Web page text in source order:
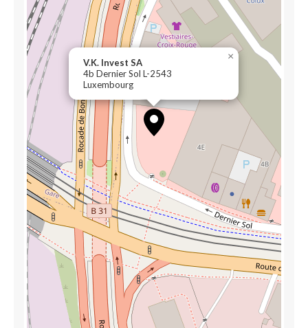
V.K. Invest SA
4b Dernier Sol L-2543
Luxembourg
×